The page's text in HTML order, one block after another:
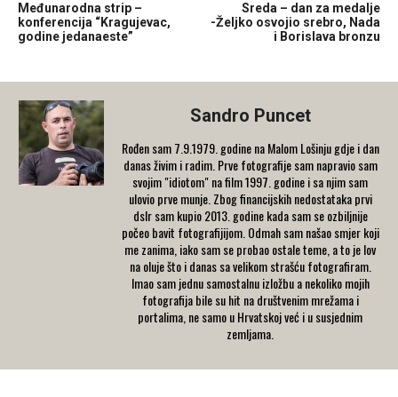
Međunarodna strip –
konferencija “Kragujevac,
godine jedanaeste”
Sreda – dan za medalje
-Željko osvojio srebro, Nada
i Borislava bronzu
Sandro Puncet
Rođen sam 7.9.1979. godine na Malom Lošinju gdje i dan
danas živim i radim. Prve fotografije sam napravio sam
svojim "idiotom" na film 1997. godine i sa njim sam
ulovio prve munje. Zbog financijskih nedostataka prvi
dslr sam kupio 2013. godine kada sam se ozbiljnije
počeo bavit fotografijijom. Odmah sam našao smjer koji
me zanima, iako sam se probao ostale teme, a to je lov
na oluje što i danas sa velikom strašću fotografiram.
Imao sam jednu samostalnu izložbu a nekoliko mojih
fotografija bile su hit na društvenim mrežama i
portalima, ne samo u Hrvatskoj već i u susjednim
zemljama.